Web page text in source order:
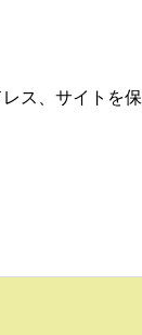
ス、サイトを